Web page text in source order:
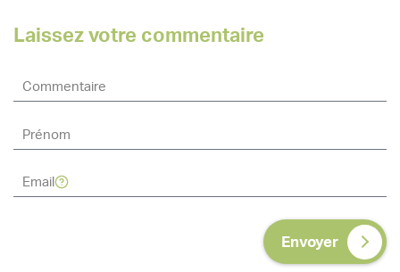
Laissez votre commentaire
Envoyer